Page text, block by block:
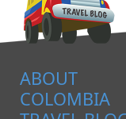
ABOUT
COLOMBIA